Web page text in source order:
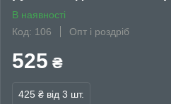
В наявності
Код: 106
Опт і роздріб
525 ₴
425 ₴ від 3 шт.